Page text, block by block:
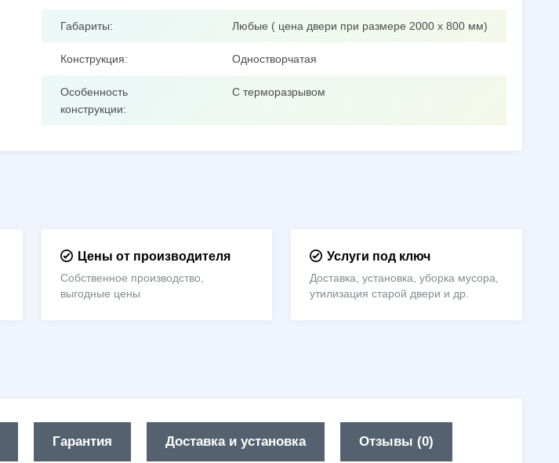
Габариты: Любые ( цена двери при размере 2000 х 800 мм)
Конструкция: Одностворчатая
Особенность
конструкции:
С терморазрывом
Цены от производителя
Собственное производство,
выгодные цены
Услуги под ключ
Доставка, установка, уборка мусора,
утилизация старой двери и др.
Гарантия Доставка и установка Отзывы (0)